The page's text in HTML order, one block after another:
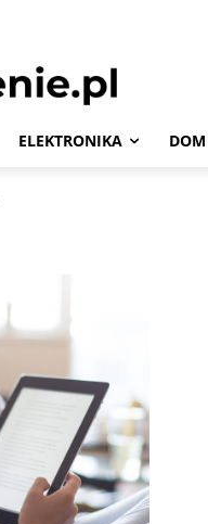
ELEKTRONIKA